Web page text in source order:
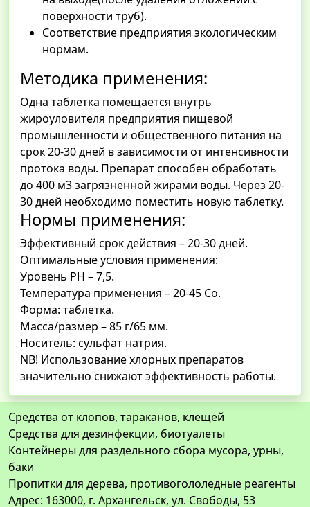
поверхности труб).
Соответствие предприятия экологическим
нормам.
Методика применения:
Одна таблетка помещается внутрь
жироуловителя предприятия пищевой
промышленности и общественного питания на
срок 20-30 дней в зависимости от интенсивности
протока воды. Препарат способен обработать
до 400 м3 загрязненной жирами воды. Через 20-
30 дней необходимо поместить новую таблетку.
Нормы применения:
Эффективный срок действия – 20-30 дней.
Оптимальные условия применения:
Уровень РН – 7,5.
Температура применения – 20-45 Со.
Форма: таблетка.
Масса/размер – 85 г/65 мм.
Носитель: сульфат натрия.
NB! Использование хлорных препаратов
значительно снижают эффективность работы.
Средства от клопов, тараканов, клещей
Средства для дезинфекции, биотуалеты
Контейнеры для раздельного сбора мусора, урны,
баки
Пропитки для дерева, противогололедные реагенты
Адрес: 163000, г. Архангельск, ул. Свободы, 53